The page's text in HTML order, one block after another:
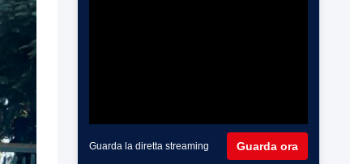
Guarda la diretta streaming Guarda ora